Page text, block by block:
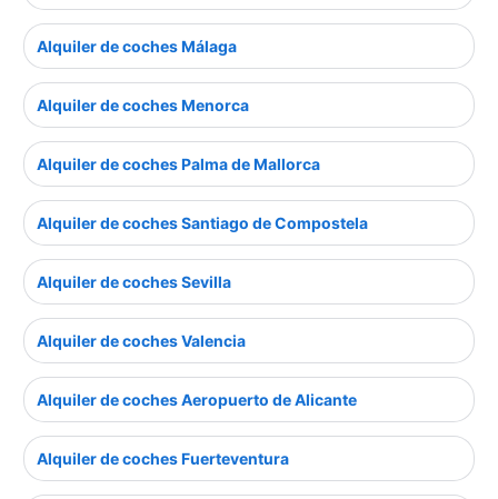
Alquiler de coches Málaga
Alquiler de coches Menorca
Alquiler de coches Palma de Mallorca
Alquiler de coches Santiago de Compostela
Alquiler de coches Sevilla
Alquiler de coches Valencia
Alquiler de coches Aeropuerto de Alicante
Alquiler de coches Fuerteventura